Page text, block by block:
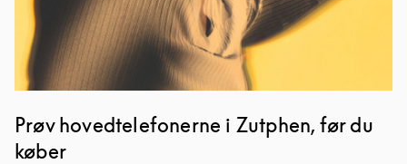
Prøv hovedtelefonerne i Zutphen, før du
køber